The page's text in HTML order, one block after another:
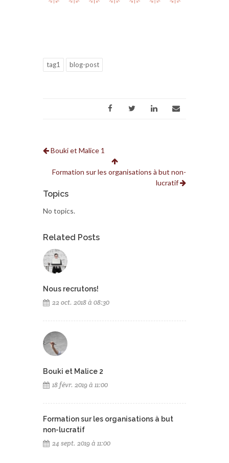
tag1 blog-post
Bouki et Malice 1
Formation sur les organisations à but non-
lucratif
Topics
No topics.
Related Posts
Nous recrutons!
22 oct. 2018 à 08:30
Bouki et Malice 2
18 févr. 2019 à 11:00
Formation sur les organisations à but
non-lucratif
24 sept. 2019 à 11:00